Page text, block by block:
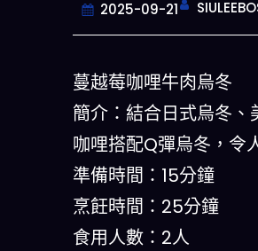
2025-09-21
蔓越莓咖哩牛肉烏冬
簡介：結合日式烏冬
咖哩搭配Q彈烏冬，令
準備時間：15分鐘
烹飪時間：25分鐘
食用人數：2人